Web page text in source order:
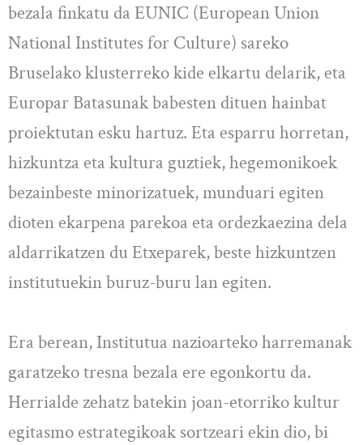
bezala finkatu da EUNIC (European Union
National Institutes for Culture) sareko
Bruselako klusterreko kide elkartu delarik, eta
Europar Batasunak babesten dituen hainbat
proiektutan esku hartuz. Eta esparru horretan,
hizkuntza eta kultura guztiek, hegemonikoek
bezainbeste minorizatuek, munduari egiten
dioten ekarpena parekoa eta ordezkaezina dela
aldarrikatzen du Etxeparek, beste hizkuntzen
institutuekin buruz-buru lan egiten.
Era berean, Institutua nazioarteko harremanak
garatzeko tresna bezala ere egonkortu da.
Herrialde zehatz batekin joan-etorriko kultur
egitasmo estrategikoak sortzeari ekin dio, bi